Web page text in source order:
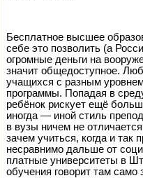
Бесплатное высшее
себе это позволить (а
огромные деньги на
значит общедоступное.
учащихся с разным
программы. Попадая в
ребёнок рискует ещё
иногда — иной стиль
в вузы ничем не
зачем учиться, когда и так
несравнимо дальше от
платные университеты в
обучения говорит там само